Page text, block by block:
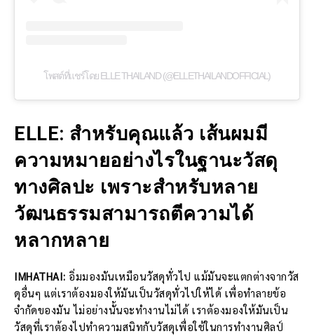
โพสต์ที่แชร์โดย ELLE THAILAND (@ELLETHAILANDOFFICIAL)
ELLE: สำหรับคุณแล้ว เส้นผมมี
ความหมายอย่างไรในฐานะวัสดุ
ทางศิลปะ เพราะสำหรับหลาย
วัฒนธรรมสามารถตีความได้
หลากหลาย
IMHATHAI: อิ่มมองมันเหมือนวัสดุทั่วไป แม้มันจะแตกต่างจากวัส
ดุอื่นๆ แต่เราต้องมองให้มันเป็นวัสดุทั่วไปให้ได้ เพื่อทำลายข้อ
จำกัดของมัน ไม่อย่างนั้นจะทำงานไม่ได้ เราต้องมองให้มันเป็น
วัสดุที่เราต้องไปทำความสนิทกับวัสดุเพื่อใช้ในการทำงานศิลป์